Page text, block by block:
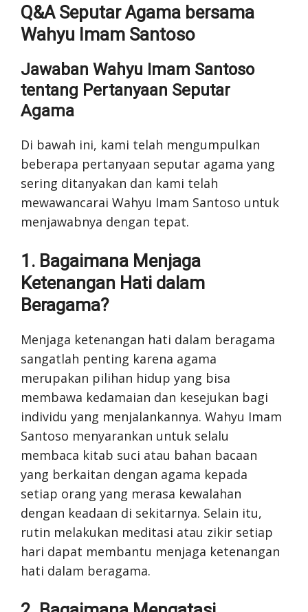
Q&A Seputar Agama bersama
Wahyu Imam Santoso
Jawaban Wahyu Imam Santoso
tentang Pertanyaan Seputar
Agama
Di bawah ini, kami telah mengumpulkan
beberapa pertanyaan seputar agama yang
sering ditanyakan dan kami telah
mewawancarai Wahyu Imam Santoso untuk
menjawabnya dengan tepat.
1. Bagaimana Menjaga
Ketenangan Hati dalam
Beragama?
Menjaga ketenangan hati dalam beragama
sangatlah penting karena agama
merupakan pilihan hidup yang bisa
membawa kedamaian dan kesejukan bagi
individu yang menjalankannya. Wahyu Imam
Santoso menyarankan untuk selalu
membaca kitab suci atau bahan bacaan
yang berkaitan dengan agama kepada
setiap orang yang merasa kewalahan
dengan keadaan di sekitarnya. Selain itu,
rutin melakukan meditasi atau zikir setiap
hari dapat membantu menjaga ketenangan
hati dalam beragama.